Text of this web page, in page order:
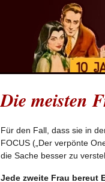
Die meisten
Für den Fall, dass sie in
FOCUS („Der verpönte
die Sache besser zu
Jede zweite Frau bereut